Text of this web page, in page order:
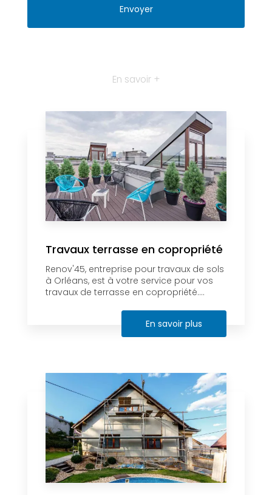
En savoir +
Travaux terrasse en copropriété
Renov'45, entreprise pour travaux de sols
à Orléans, est à votre service pour vos
travaux de terrasse en copropriété....
En savoir plus